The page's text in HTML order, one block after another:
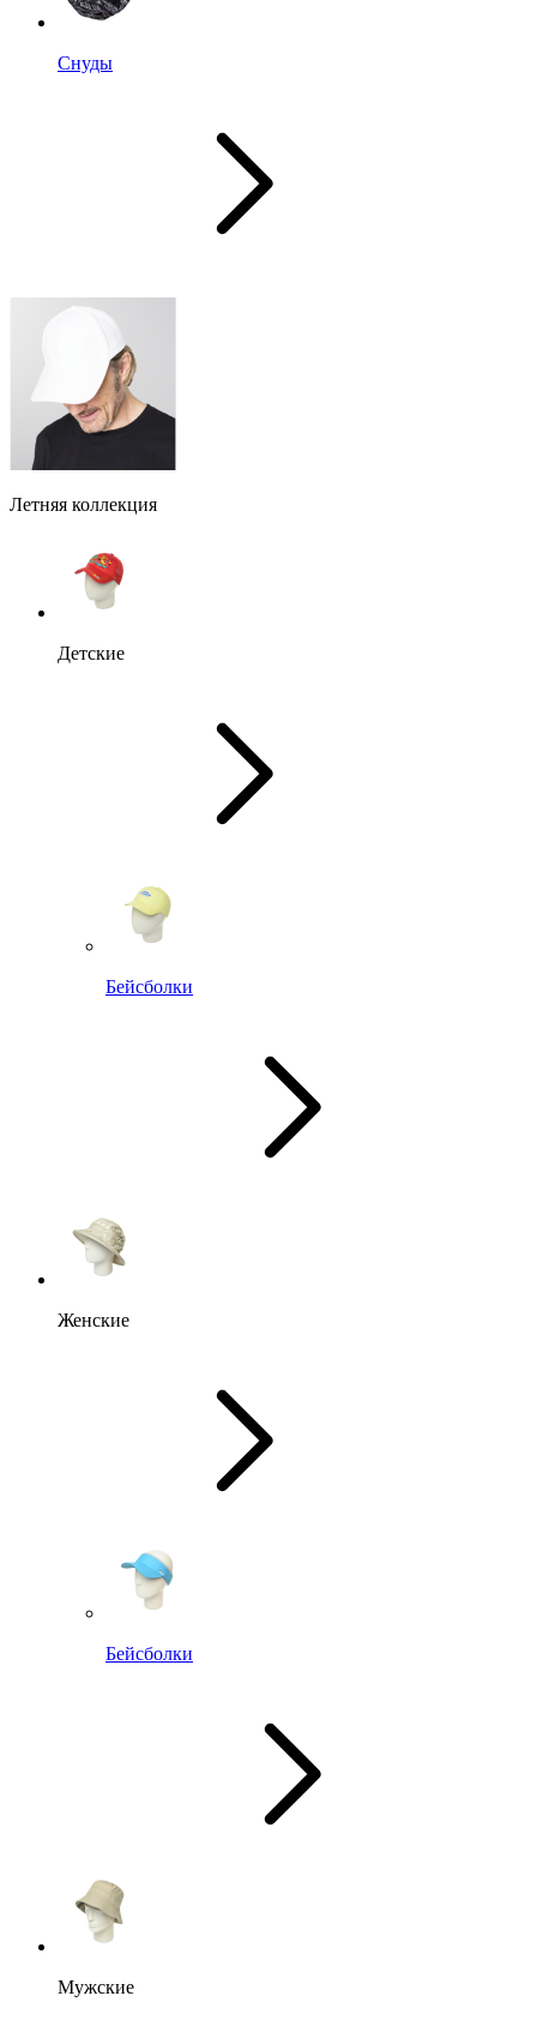
Снуды
Летняя коллекция
Детские
Бейсболки
Женские
Бейсболки
Мужские